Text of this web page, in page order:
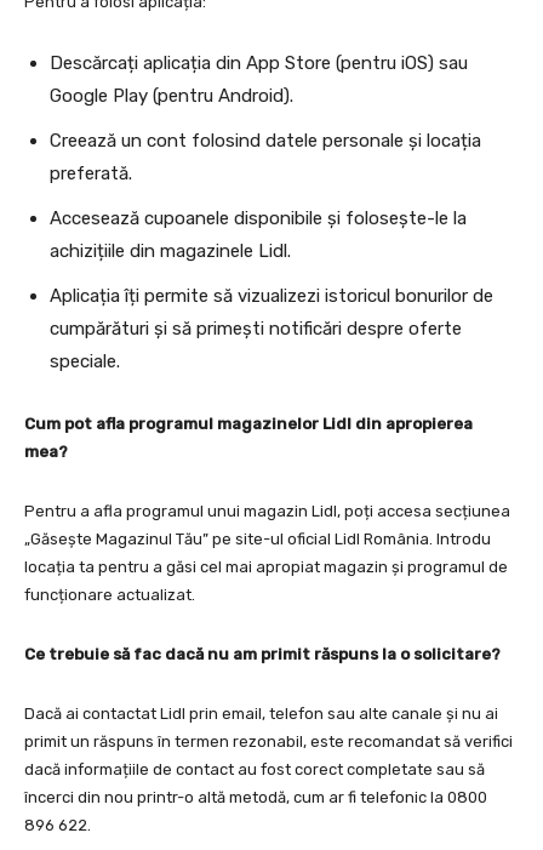
Descărcați aplicația din App Store (pentru iOS) sau
Google Play (pentru Android).
Creează un cont folosind datele personale și locația
preferată.
Accesează cupoanele disponibile și folosește-le la
achizițiile din magazinele Lidl.
Aplicația îți permite să vizualizezi istoricul bonurilor de
cumpărături și să primești notificări despre oferte
speciale.
Cum pot afla programul magazinelor Lidl din apropierea
mea?
Pentru a afla programul unui magazin Lidl, poți accesa secțiunea
„Găsește Magazinul Tău” pe site-ul oficial Lidl România. Introdu
locația ta pentru a găsi cel mai apropiat magazin și programul de
funcționare actualizat.
Ce trebuie să fac dacă nu am primit răspuns la o solicitare?
Dacă ai contactat Lidl prin email, telefon sau alte canale și nu ai
primit un răspuns în termen rezonabil, este recomandat să verifici
dacă informațiile de contact au fost corect completate sau să
încerci din nou printr-o altă metodă, cum ar fi telefonic la 0800
896 622.